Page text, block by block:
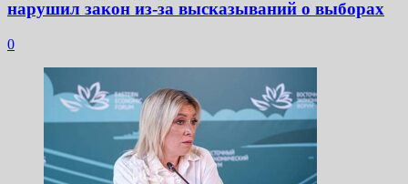
нарушил закон из-за высказываний о выборах
0